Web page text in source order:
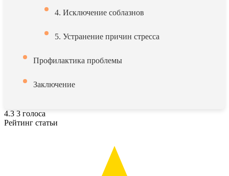
4. Исключение соблазнов
5. Устранение причин стресса
Профилактика проблемы
Заключение
4.3 3 голоса
Рейтинг статьи